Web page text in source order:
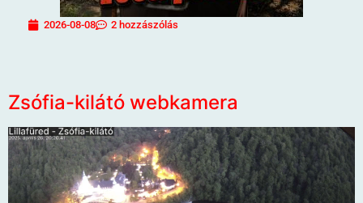
2026-08-08 2 hozzászólás
Zsófia-kilátó webkamera